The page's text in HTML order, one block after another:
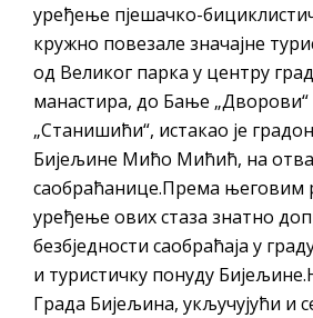
уређење пјешачко-
кружно повезале значајне
од Великог парка у центру
манастира, до Бање „Дворови“
„Станишићи“, истакао је
Бијељине Мићо Мићић, на
саобраћанице.Према његовим
уређење ових стаза знатно
безбједности саобраћаја у
и туристичку понуду
Града Бијељина, укључујући и